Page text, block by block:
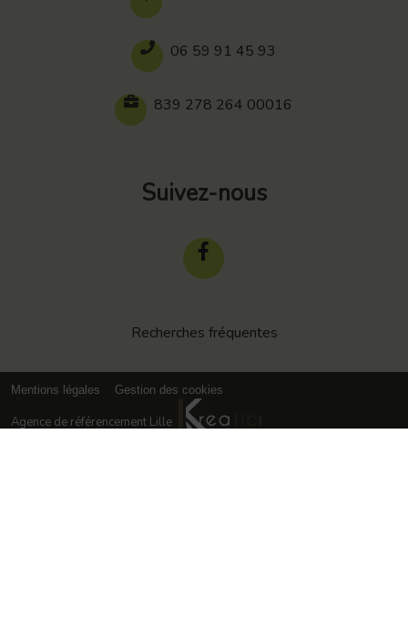
06 59 91 45 93
839 278 264 00016
Suivez-nous
Recherches fréquentes
Mentions légales Gestion des cookies
Agence de référencement Lille